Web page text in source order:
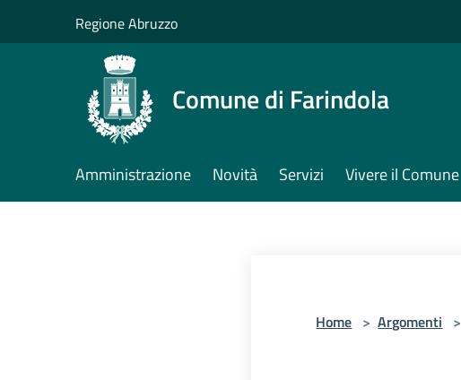
Regione Abruzzo
Comune di Farindola
Amministrazione Novità Servizi Vivere il Comune
Home > Argomenti >